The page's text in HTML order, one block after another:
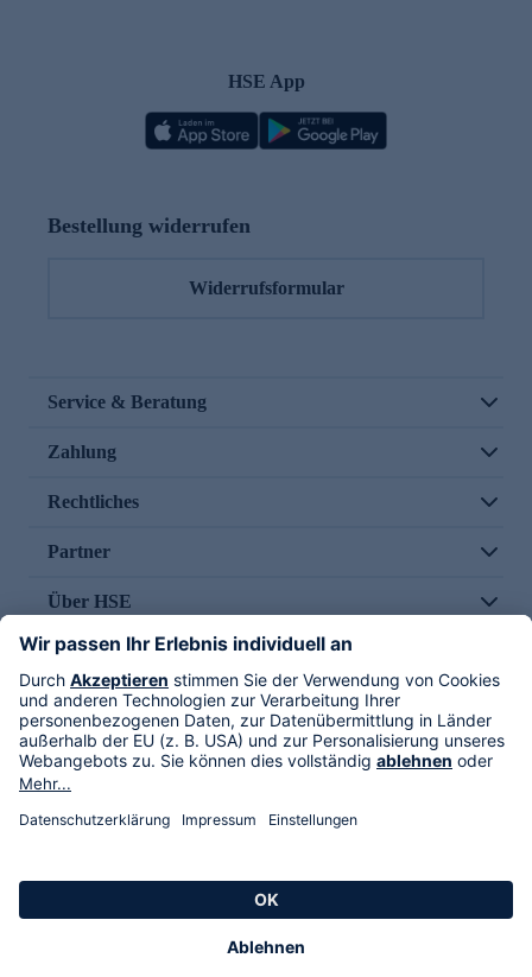
HSE App
Bestellung widerrufen
Widerrufsformular
Service & Beratung
Zahlung
Rechtliches
Partner
Über HSE
Im TV
HSE International